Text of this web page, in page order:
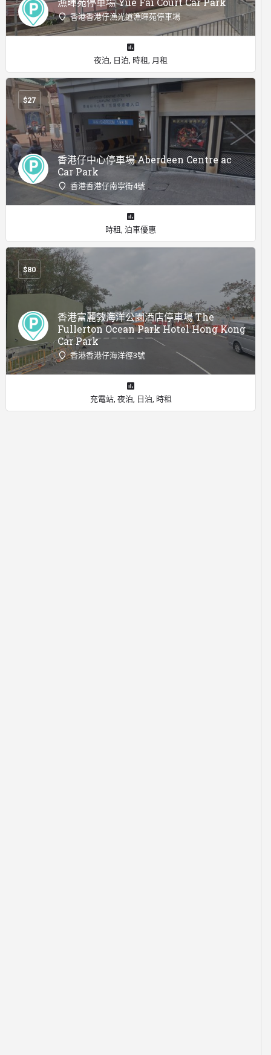
香港香港仔漁光道漁暉苑停車場
夜泊, 日泊, 時租, 月租
香港仔中心停車場 Aberdeen Centre ac
Car Park
香港香港仔南寧街4號
$27
時租, 泊車優惠
香港富麗敦海洋公園酒店停車場 The
Fullerton Ocean Park Hotel Hong Kong
Car Park
香港香港仔海洋徑3號
$80
充電站, 夜泊, 日泊, 時租